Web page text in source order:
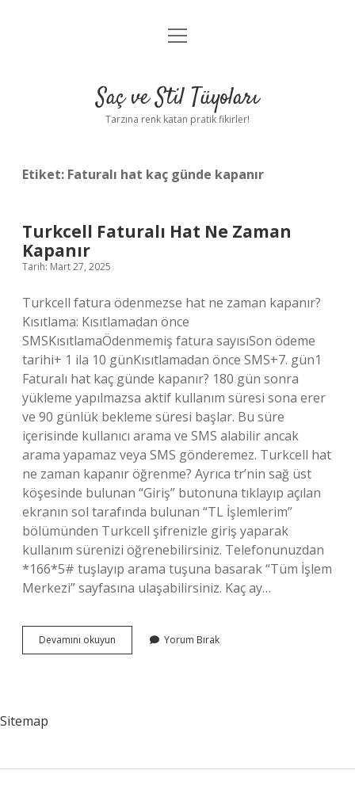
Anasayfa
Yasal Uyarı
menüyü
Saç ve Stil Tüyoları
Tarzına renk katan pratik fikirler!
Etiket: Faturalı hat kaç günde kapanır
Turkcell Faturalı Hat Ne Zaman
Kapanır
Tarih: Mart 27, 2025
Turkcell fatura ödenmezse hat ne zaman kapanır?
Kısıtlama: Kısıtlamadan önce
SMSKısıtlamaÖdenmemiş fatura sayısıSon ödeme
tarihi+ 1 ila 10 günKısıtlamadan önce SMS+7. gün1
Faturalı hat kaç günde kapanır? 180 gün sonra
yükleme yapılmazsa aktif kullanım süresi sona erer
ve 90 günlük bekleme süresi başlar. Bu süre
içerisinde kullanıcı arama ve SMS alabilir ancak
arama yapamaz veya SMS gönderemez. Turkcell hat
ne zaman kapanır öğrenme? Ayrıca tr’nin sağ üst
köşesinde bulunan “Giriş” butonuna tıklayıp açılan
ekranın sol tarafında bulunan “TL İşlemlerim”
bölümünden Turkcell şifrenizle giriş yaparak
kullanım sürenizi öğrenebilirsiniz. Telefonunuzdan
*166*5# tuşlayıp arama tuşuna basarak “Tüm İşlem
Merkezi” sayfasına ulaşabilirsiniz. Kaç ay…
Devamını okuyun
Faturalı
Yorum Bırak
Sitemap